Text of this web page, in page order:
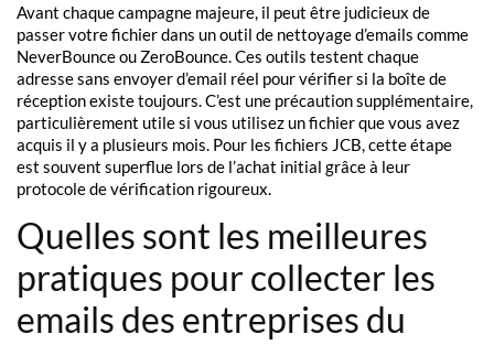
Avant chaque campagne majeure, il peut être judicieux de
passer votre fichier dans un outil de nettoyage d’emails comme
NeverBounce ou ZeroBounce. Ces outils testent chaque
adresse sans envoyer d’email réel pour vérifier si la boîte de
réception existe toujours. C’est une précaution supplémentaire,
particulièrement utile si vous utilisez un fichier que vous avez
acquis il y a plusieurs mois. Pour les fichiers JCB, cette étape
est souvent superflue lors de l’achat initial grâce à leur
protocole de vérification rigoureux.
Quelles sont les meilleures
pratiques pour collecter les
emails des entreprises du